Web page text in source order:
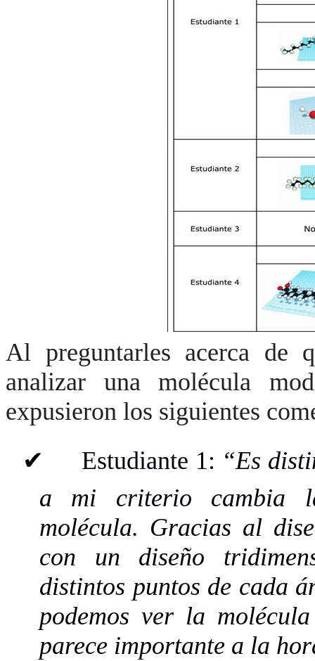
Al preguntarles acerca de
analizar una molécula
expusieron los siguientes
✔ Estudiante 1: “Es
a mi criterio cambia
molécula. Gracias al
con un diseño
distintos puntos de cada
podemos ver la
parece importante a la